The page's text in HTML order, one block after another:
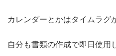
カレンダーとかはタイムラグ
自分も書類の作成で即日使